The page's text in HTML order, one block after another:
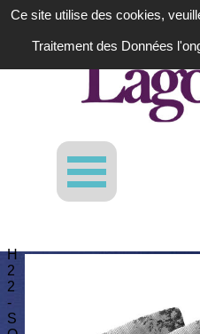
Ce site utilise des cookies,
Traitement des Données
Aller au contenu
Sauter le
H
2
2
-
S